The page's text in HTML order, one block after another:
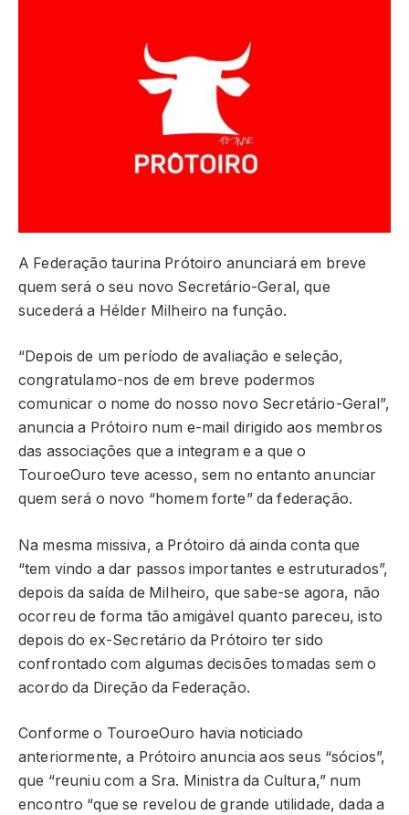
A Federação taurina Prótoiro anunciará em breve
quem será o seu novo Secretário-Geral, que
sucederá a Hélder Milheiro na função.
“Depois de um período de avaliação e seleção,
congratulamo-nos de em breve podermos
comunicar o nome do nosso novo Secretário-Geral”,
anuncia a Prótoiro num e-mail dirigido aos membros
das associações que a integram e a que o
TouroeOuro teve acesso, sem no entanto anunciar
quem será o novo “homem forte” da federação.
Na mesma missiva, a Prótoiro dá ainda conta que
“tem vindo a dar passos importantes e estruturados”,
depois da saída de Milheiro, que sabe-se agora, não
ocorreu de forma tão amigável quanto pareceu, isto
depois do ex-Secretário da Prótoiro ter sido
confrontado com algumas decisões tomadas sem o
acordo da Direção da Federação.
Conforme o TouroeOuro havia noticiado
anteriormente, a Prótoiro anuncia aos seus “sócios”,
que “reuniu com a Sra. Ministra da Cultura,” num
encontro “que se revelou de grande utilidade, dada a